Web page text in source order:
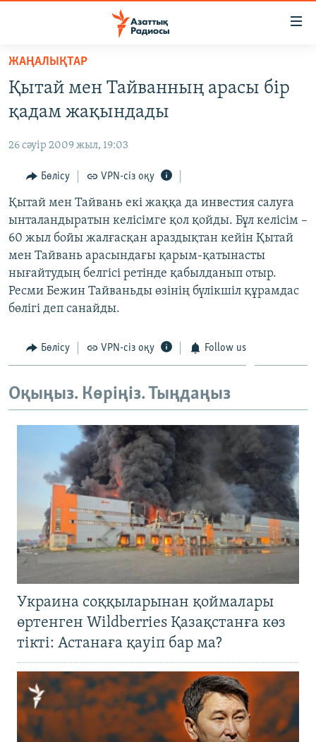
Skip
main
content
to
Navigation
Skip
to
Search
САЯСАТ
ҚАҢТАР ОҚИҒАСЫ
АДАМ ҚҰҚЫҚТАРЫ
ӘЛЕУМЕТ
ӘЛЕМ
АРНАЙЫ ЖОБАЛАР
Русский
Басқа тілдерде
ЖАҢАЛЫҚТАР
Қытай мен Тайванның арасы бір
қадам жақындады
26 сәуір 2009 жыл, 19:03
Бөлісу VPN-сіз оқу
Қытай мен Тайвань екі жаққа да инвестия салуға
ынталандыратын келісімге қол қойды. Бұл келісім –
60 жыл бойы жалғасқан араздықтан кейін Қытай
мен Тайвань арасындағы қарым-қатынасты
нығайтудың белгісі ретінде қабылданып отыр.
Ресми Бежин Тайваньды өзінің бүлікшіл құрамдас
бөлігі деп санайды.
Бөлісу VPN-сіз оқу Follow us
Оқыңыз. Көріңіз. Тыңдаңыз
Украина соққыларынан қоймалары
өртенген Wildberries Қазақстанға көз
тікті: Астанаға қауіп бар ма?